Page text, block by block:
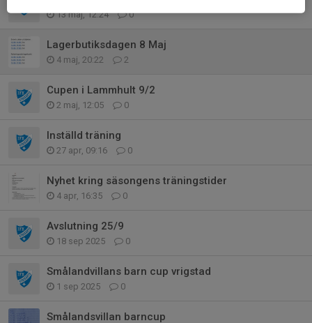
13 maj, 12:24 0
Lagerbutiksdagen 8 Maj
4 maj, 20:22 2
Cupen i Lammhult 9/2
2 maj, 12:05 0
Inställd träning
27 apr, 09:16 0
Nyhet kring säsongens träningstider
4 apr, 16:35 0
Avslutning 25/9
18 sep 2025 0
Smålandvillans barn cup vrigstad
1 sep 2025 0
Smålandsvillan barncup